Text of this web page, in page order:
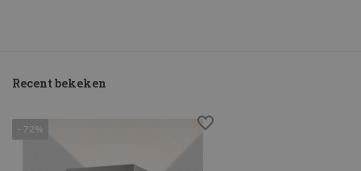
Recent bekeken
- 72%